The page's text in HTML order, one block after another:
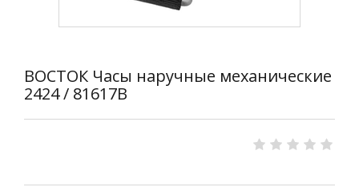
ВОСТОК Часы наручные механические
2424 / 81617В